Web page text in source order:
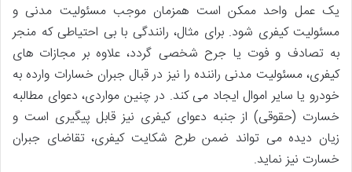
یک عمل واحد ممکن است همزمان موجب مسئولیت مدنی و
مسئولیت کیفری شود. برای مثال، رانندگی با بی احتیاطی که منجر
به تصادف و فوت یا جرح شخصی گردد، علاوه بر مجازات های
کیفری، مسئولیت مدنی راننده را نیز در قبال جبران خسارات وارده به
خودرو یا سایر اموال ایجاد می کند. در چنین مواردی، دعوای مطالبه
خسارت (حقوقی) از جنبه دعوای کیفری نیز قابل پیگیری است و
زیان دیده می تواند ضمن طرح شکایت کیفری، تقاضای جبران
خسارت نیز نماید.